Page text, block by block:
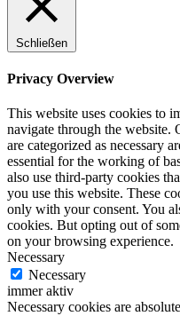
Schließen
Privacy Overview
This website uses cookies to
navigate through the website.
are categorized as necessary
essential for the working of
also use third-party cookies
you use this website. These
only with your consent. You
cookies. But opting out of
on your browsing experience.
Necessary
Necessary
immer aktiv
Necessary cookies are